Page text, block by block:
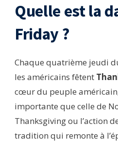
Quelle est la
Friday ?
Chaque quatrième jeudi
les américains fêtent
cœur du peuple
importante que celle de
Thanksgiving ou l’action
tradition qui remonte à